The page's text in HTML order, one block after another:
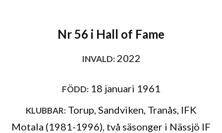
Nr 56 i Hall of Fame
INVALD:2022
FÖDD:18 januari 1961
KLUBBAR:Torup, Sandviken, Tranås, IFK
Motala (1981-1996), två säsonger i Nässjö IF